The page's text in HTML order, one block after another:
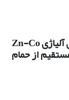
بررسی مقاومت به خوردگی پوشش‌های آلیاژی Zn-Co
از حمام